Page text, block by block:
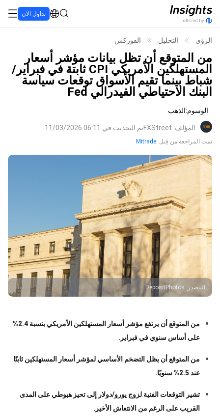
تداول الآن
الرؤى التحليل الفوركس
من المتوقع أن تظل بيانات مؤشر أسعار
المستهلكين الأمريكي CPI ثابتة في فبراير/
شباط بينما تقيم الأسواق توقعات سياسة
البنك الاحتياطي الفيدرالي Fed
الوسوم:الذهب
المؤلف:
FXStreetتم التحديث في 06:11 11/03/2026
تمت المراجعة من قِبل Mitrade
المصدر :
DepositPhotos
من المتوقع أن يرتفع مؤشر أسعار المستهلكين الأمريكي بنسبة 2.4%
على أساس سنوي في فبراير.
من المتوقع أن يظل التضخم الأساسي لمؤشر أسعار المستهلكين ثابتًا
عند 2.5% سنويًا.
تشير التوقعات الفنية لزوج يورو/دولار إلى تحيز هبوطي على المدى
القريب على الرغم من الانتعاش الأخير.